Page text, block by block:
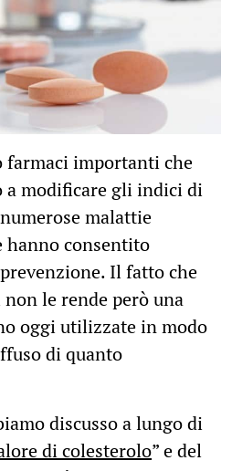
farmaci importanti che
a modificare gli indici di
malattie
hanno consentito
Il fatto che
le rende però una
oggi utilizzate in modo
di quanto
discusso a lungo di
di colesterolo” e del